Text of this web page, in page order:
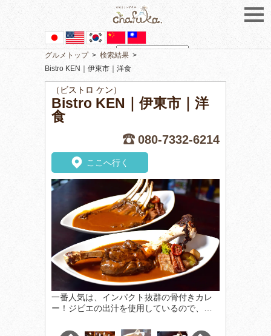
Powered by
グルメトップ> 検索結果 >
Bistro KEN｜伊東市｜洋食
（ビストロ ケン）
Bistro KEN｜伊東市｜洋
食
080-7332-6214
ここへ行く
一番人気は、インパクト抜群の骨付きカレ
ー！ジビエの出汁を使用しているので、…